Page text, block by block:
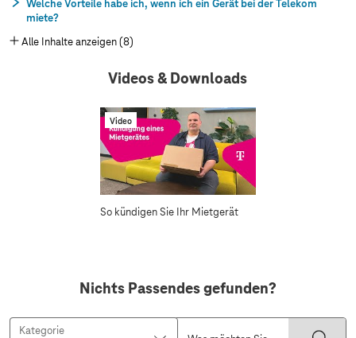
Welche Vorteile habe ich, wenn ich ein Gerät bei der Telekom
miete?
Alle Inhalte anzeigen (8)
Videos & Downloads
Video
So kündigen Sie Ihr Mietgerät
Nichts Passendes gefunden?
Kategorie